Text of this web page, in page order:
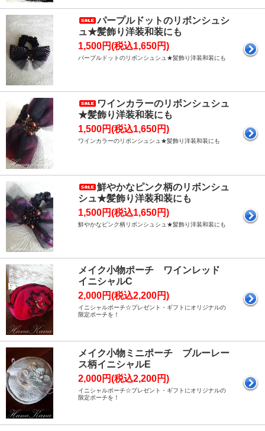
パープルドットのリボンシュシ
ュ★髪飾り洋装和装にも
1,500円(税込1,650円)
パープルドットのリボンシュシュ★髪飾り洋装和装にも
ワインカラーのリボンシュシュ
★髪飾り洋装和装にも
1,500円(税込1,650円)
ワインカラーのリボンシュシュ★髪飾り洋装和装にも
鮮やかなピンク柄のリボンシュ
シュ★髪飾り洋装和装にも
1,500円(税込1,650円)
鮮やかなピンク柄リボンシュシュ★髪飾り洋装和装にも
メイク小物ポーチ ワインレッド
イニシャルC
2,000円(税込2,200円)
イニシャルポーチ☆プレゼント・ギフトにオリジナルの
限定ポーチを！
メイク小物ミニポーチ ブルーレー
ス柄イニシャルE
2,000円(税込2,200円)
イニシャルポーチ☆プレゼント・ギフトにオリジナルの
限定ポーチを！